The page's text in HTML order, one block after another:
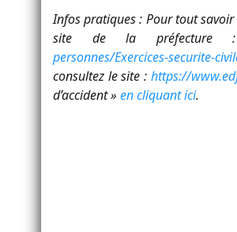
Infos pratiques : Pour tout savoir
site de la
personnes/Exercices-securite-
consultez le site : https://
d’accident » en cliquant ici.